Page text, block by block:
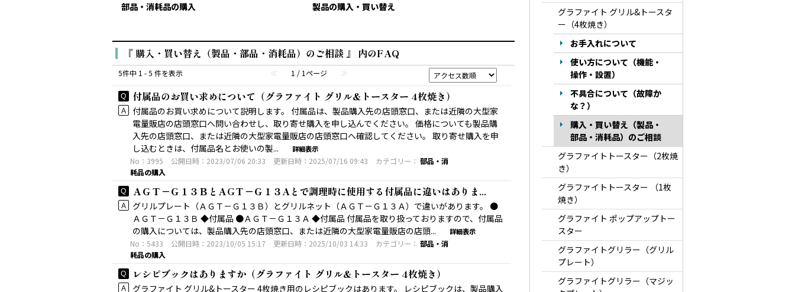
グラファイト グリル&トースタ
ー（4枚焼き）
お手入れについて
使い方について（機能・
操作・設置）
不具合について（故障か
な？）
購入・買い替え（製品・
部品・消耗品）のご相談
グラファイトトースター（2枚焼
き）
グラファイトトースター （1枚
焼き）
グラファイト ポップアップトー
スター
グラファイトグリラー（グリル
プレート）
グラファイトグリラー（マジッ
部品・消耗品の購入 製品の購入・買い替え
『 購入・買い替え（製品・部品・消耗品）のご相談 』 内のFAQ
5件中 1 - 5 件を表示 ≪ 1 / 1ページ ≫
付属品のお買い求めについて（グラファイト グリル&トースター 4枚焼き）
付属品のお買い求めについて説明します。 付属品は、製品購入先の店頭窓口、または近隣の大型家
電量販店の店頭窓口へ問い合わせし、取り寄せ購入を申し込んでください。 価格についても製品購
入先の店頭窓口、または近隣の大型家電量販店の店頭窓口へ確認してください。 取り寄せ購入を申
し込むときは、付属品名とお使いの製...
詳細表示
No：3995 公開日時：2023/07/06 20:33 更新日時：2025/07/16 09:43 カテゴリー： 部品・消
耗品の購入
ＡＧＴ－Ｇ１３ＢとＡGＴ－Ｇ１３Aとで調理時に使用する付属品に違いはありま...
グリルプレート（ＡＧＴ－Ｇ１３Ｂ）とグリルネット（ＡＧＴ－Ｇ１３Ａ）で違いがあります。 ●
ＡＧＴ－Ｇ１３Ｂ ◆付属品 ●ＡＧＴ－Ｇ１３Ａ ◆付属品 付属品を取り扱っておりますので、付属品
の購入については、製品購入先の店頭窓口、または近隣の大型家電量販店の店頭...
詳細表示
No：5433 公開日時：2023/10/05 15:17 更新日時：2025/10/03 14:33 カテゴリー： 部品・消
耗品の購入
レシピブックはありますか（グラファイト グリル&トースター 4枚焼き）
グラファイト グリル&トースター 4枚焼き用のレシピブックはあります。 レシピブックは、製品購入